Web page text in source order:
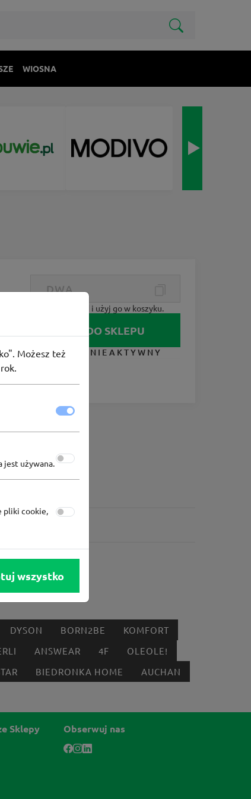
WIOSNA
Skopiuj kod i użyj go w koszyku.
IDŹ DO SKLEPU
KUPON NIEAKTYWNY
DYSON BORN2BE
KOMFORT
ANSWEAR 4F
OLEOLE!
BIEDRONKA HOME
AUCHAN
Sklepy Obserwuj nas
Możesz też
jest używana.
pliki cookie,
wszystko